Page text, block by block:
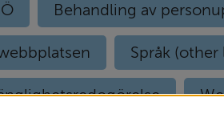
Behandling av
Språk